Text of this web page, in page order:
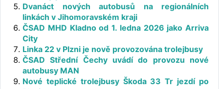
Dvanáct nových autobusů na regionálních
linkách v Jihomoravském kraji
ČSAD MHD Kladno od 1. ledna 2026 jako Arriva
City
Linka 22 v Plzni je nově provozována trolejbusy
ČSAD Střední Čechy uvádí do provozu nové
autobusy MAN
Nové teplické trolejbusy Škoda 33 Tr jezdí po